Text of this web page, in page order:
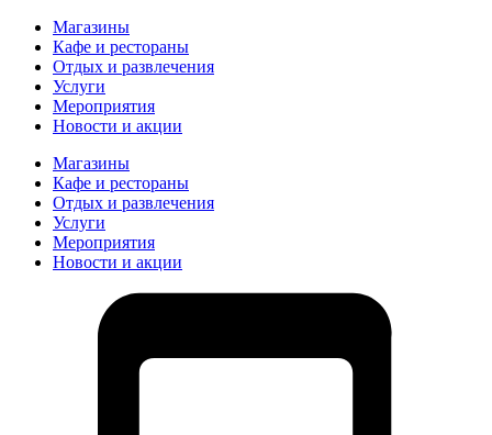
Магазины
Кафе и рестораны
Отдых и развлечения
Услуги
Мероприятия
Новости и акции
Магазины
Кафе и рестораны
Отдых и развлечения
Услуги
Мероприятия
Новости и акции